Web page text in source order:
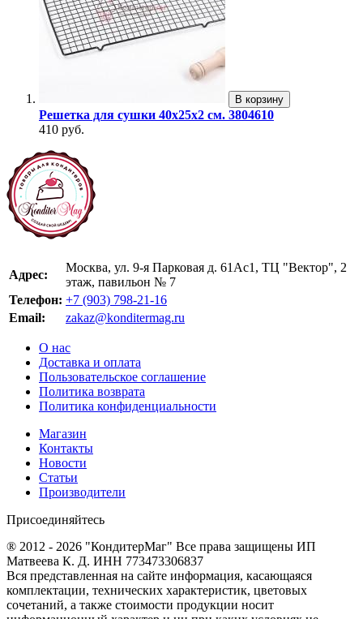
В корзину
Решетка для сушки 40x25x2 см. 3804610
410 руб.
Адрес:
Москва, ул. 9-я Парковая д. 61Ас1, ТЦ "Вектор", 2
этаж, павильон № 7
Телефон: +7 (903) 798-21-16
Email:
zakaz@konditermag.ru
О нас
Доставка и оплата
Пользовательское соглашение
Политика возврата
Политика конфиденциальности
Магазин
Контакты
Новости
Статьи
Производители
Присоединяйтесь
® 2012 - 2026 "КондитерМаг" Все права защищены ИП
Матвеева К. Д. ИНН 773473306837
Вся представленная на сайте информация, касающаяся
комплектации, технических характеристик, цветовых
сочетаний, а также стоимости продукции носит